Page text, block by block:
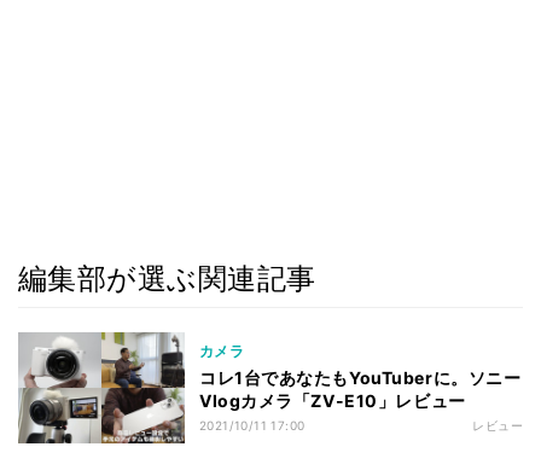
編集部が選ぶ関連記事
カメラ
コレ1台であなたもYouTuberに。ソニー
Vlogカメラ「ZV-E10」レビュー
2021/10/11 17:00 レビュー